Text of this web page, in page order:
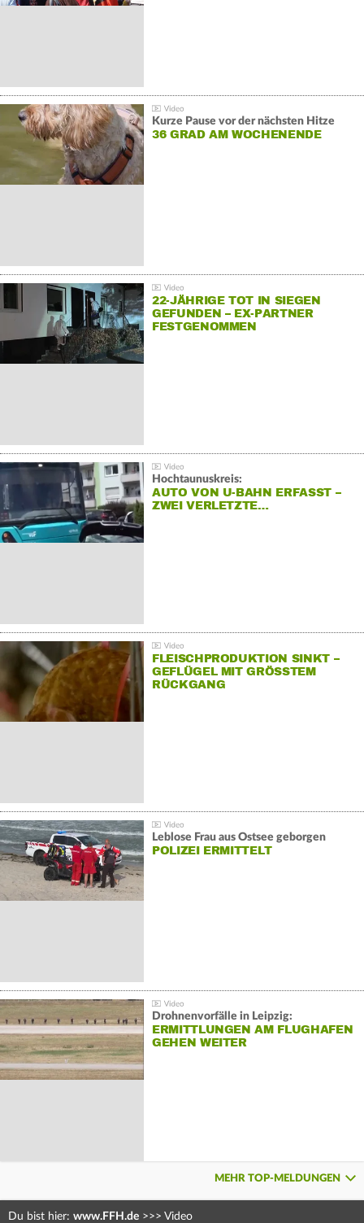
Kurze Pause vor der nächsten Hitze
36 GRAD AM WOCHENENDE
22-JÄHRIGE TOT IN SIEGEN
GEFUNDEN – EX-PARTNER
FESTGENOMMEN
Hochtaunuskreis:
AUTO VON U-BAHN ERFASST –
ZWEI VERLETZTE…
FLEISCHPRODUKTION SINKT –
GEFLÜGEL MIT GRÖSSTEM R
ÜCKGANG
Leblose Frau aus Ostsee geborgen
POLIZEI ERMITTELT
Drohnenvorfälle in Leipzig:
ERMITTLUNGEN AM FLUGHAFEN
GEHEN WEITER
MEHR TOP-MELDUNGEN
Du bist hier: www.FFH.de >>> Video